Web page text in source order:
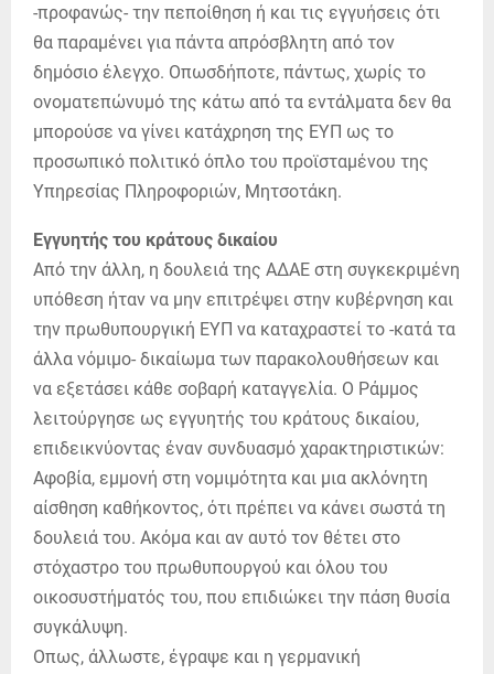
-προφανώς- την πεποίθηση ή και τις εγγυήσεις ότι
θα παραμένει για πάντα απρόσβλητη από τον
δημόσιο έλεγχο. Οπωσδήποτε, πάντως, χωρίς το
ονοματεπώνυμό της κάτω από τα εντάλματα δεν θα
μπορούσε να γίνει κατάχρηση της ΕΥΠ ως το
προσωπικό πολιτικό όπλο του προϊσταμένου της
Υπηρεσίας Πληροφοριών, Μητσοτάκη.
Εγγυητής του κράτους δικαίου
Από την άλλη, η δουλειά της ΑΔΑΕ στη συγκεκριμένη
υπόθεση ήταν να μην επιτρέψει στην κυβέρνηση και
την πρωθυπουργική ΕΥΠ να καταχραστεί το -κατά τα
άλλα νόμιμο- δικαίωμα των παρακολουθήσεων και
να εξετάσει κάθε σοβαρή καταγγελία. Ο Ράμμος
λειτούργησε ως εγγυητής του κράτους δικαίου,
επιδεικνύοντας έναν συνδυασμό χαρακτηριστικών:
Αφοβία, εμμονή στη νομιμότητα και μια ακλόνητη
αίσθηση καθήκοντος, ότι πρέπει να κάνει σωστά τη
δουλειά του. Ακόμα και αν αυτό τον θέτει στο
στόχαστρο του πρωθυπουργού και όλου του
οικοσυστήματός του, που επιδιώκει την πάση θυσία
συγκάλυψη.
Οπως, άλλωστε, έγραψε και η γερμανική